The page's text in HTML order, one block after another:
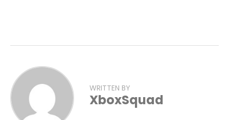
WRITTEN BY
XboxSquad